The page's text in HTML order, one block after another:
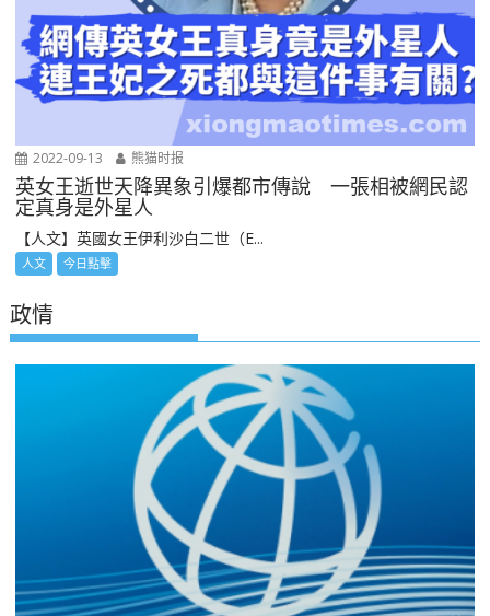
2022-09-13 熊猫时报
英女王逝世天降異象引爆都市傳說 一張相被網民認
定真身是外星人
【人文】英國女王伊利沙白二世（E...
人文 今日點擊
政情